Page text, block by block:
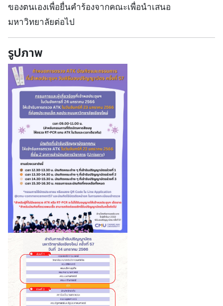
ของตนเองเพื่อยื่นคำร้องจากคณะเพื่อนำเสนอ
มหาวิทยาลัยต่อไป
รูปภาพ